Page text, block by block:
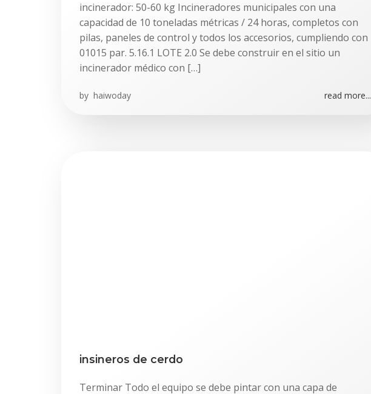
incinerador: 50-60 kg Incineradores municipales con una
capacidad de 10 toneladas métricas / 24 horas, completos con
pilas, paneles de control y todos los accesorios, cumpliendo con
01015 par. 5.16.1 LOTE 2.0 Se debe construir en el sitio un
incinerador médico con […]
by haiwoday read more...
insineros de cerdo
Terminar Todo el equipo se debe pintar con una capa de